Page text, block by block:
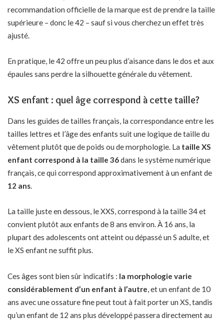
recommandation officielle de la marque est de prendre la taille
supérieure – donc le 42 – sauf si vous cherchez un effet très
ajusté.
En pratique, le 42 offre un peu plus d’aisance dans le dos et aux
épaules sans perdre la silhouette générale du vêtement.
XS enfant : quel âge correspond à cette taille?
Dans les guides de tailles français, la correspondance entre les
tailles lettres et l’âge des enfants suit une logique de taille du
vêtement plutôt que de poids ou de morphologie. La taille XS
enfant correspond à la taille 36dans le système numérique
français, ce qui correspond approximativement à un enfant de
12 ans.
La taille juste en dessous, le XXS, correspond à la taille 34 et
convient plutôt aux enfants de 8 ans environ. À 16 ans, la
plupart des adolescents ont atteint ou dépassé un S adulte, et
le XS enfant ne suffit plus.
Ces âges sont bien sûr indicatifs : la morphologie varie
considérablement d’un enfant à l’autre, et un enfant de 10
ans avec une ossature fine peut tout à fait porter un XS, tandis
qu’un enfant de 12 ans plus développé passera directement au